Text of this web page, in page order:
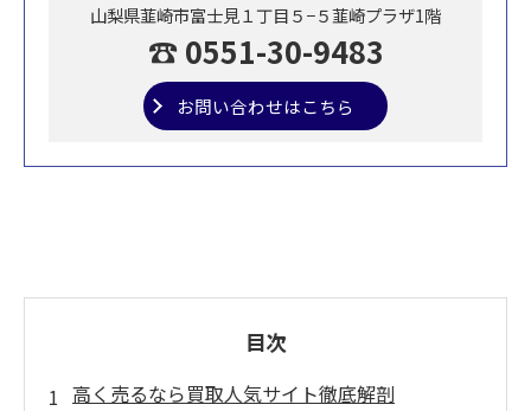
山梨県韮崎市富士見１丁目５−５韮崎プラザ1階
☎ 0551-30-9483
お問い合わせはこちら
目次
高く売るなら買取人気サイト徹底解剖